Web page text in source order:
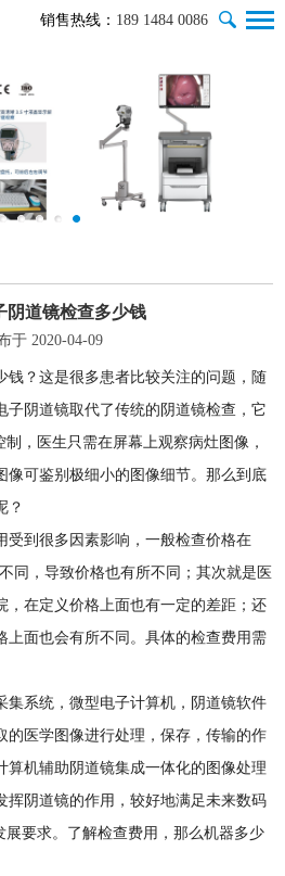
销售热线： 189 1484 0086
阴道镜检查多少钱
于 2020-04-09
钱？这是很多患者比较关注的问题，随
子阴道镜取代了传统的阴道镜检查，它
，医生只需在屏幕上观察病灶图像，
像可鉴别极细小的图像细节。那么到底
？
受到很多因素影响，一般检查价格在
同，导致价格也有所不同；其次就是医
，在定义价格上面也有一定的差距；还
上面也会有所不同。具体的检查费用需
集系统，微型电子计算机，阴道镜软件
的医学图像进行处理，保存，传输的作
算机辅助阴道镜集成一体化的图像处理
挥阴道镜的作用，较好地满足未来数码
要求。了解检查费用，那么机器多少